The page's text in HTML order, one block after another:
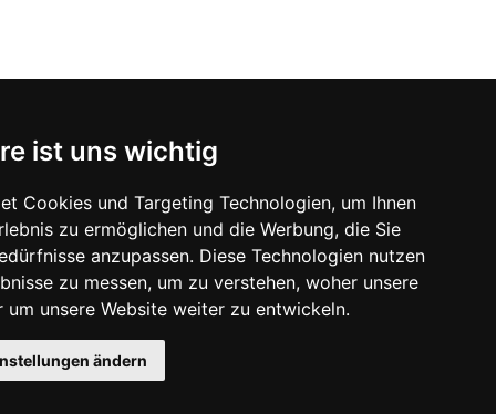
ist uns wichtig
Cookies und Targeting Technologien, um Ihnen
zu ermöglichen und die Werbung, die Sie
anzupassen. Diese Technologien nutzen
zu messen, um zu verstehen, woher unsere
um unsere Website weiter zu entwickeln.
ändern